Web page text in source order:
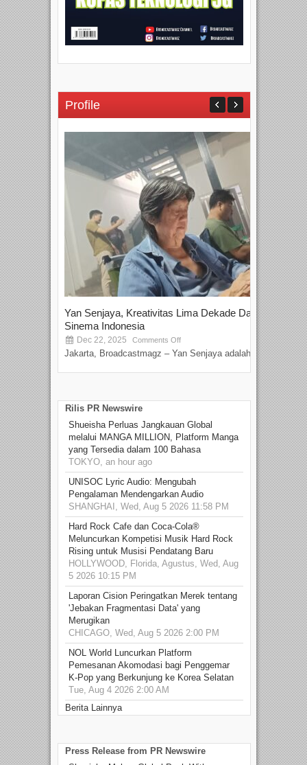
Profile
Yan Senjaya, Kreativitas Lima Dekade Dalam
Sinema Indonesia
Dec 22, 2025 Comments Off
Jakarta, Broadcastmagz – Yan Senjaya adalah...
Rilis PR Newswire
Shueisha Perluas Jangkauan Global
melalui MANGA MILLION, Platform Manga
yang Tersedia dalam 100 Bahasa
TOKYO, an hour ago
UNISOC Lyric Audio: Mengubah
Pengalaman Mendengarkan Audio
SHANGHAI, Wed, Aug 5 2026 11:58 PM
Hard Rock Cafe dan Coca-Cola®
Meluncurkan Kompetisi Musik Hard Rock
Rising untuk Musisi Pendatang Baru
HOLLYWOOD, Florida, Agustus, Wed, Aug
5 2026 10:15 PM
Laporan Cision Peringatkan Merek tentang
'Jebakan Fragmentasi Data' yang
Merugikan
CHICAGO, Wed, Aug 5 2026 2:00 PM
NOL World Luncurkan Platform
Pemesanan Akomodasi bagi Penggemar
K-Pop yang Berkunjung ke Korea Selatan
Tue, Aug 4 2026 2:00 AM
Berita Lainnya
Press Release from PR Newswire